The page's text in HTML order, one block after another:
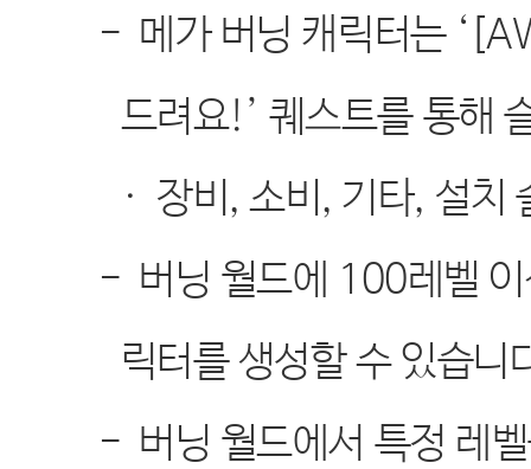
- 메가 버닝 캐릭터는
드려요!’ 퀘스트를 통해
· 장비 ,소비 , 기타, 설치
- 버닝 월드에 100레벨
릭터를 생성할 수 있습니
- 버닝 월드에서 특정 레